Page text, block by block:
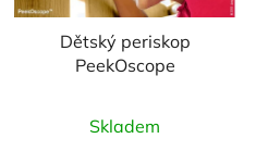
Dětský periskop
PeekOscope
hodnocení
Skladem